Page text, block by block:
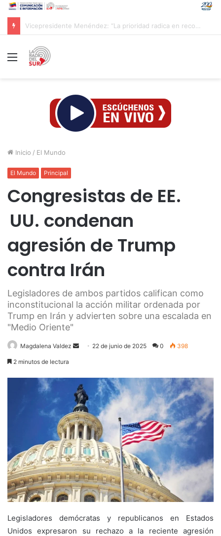
Menú
Inicio / El Mundo
El Mundo Principal
Congresistas de EE.
UU. condenan
agresión de Trump
contra Irán
Legisladores de ambos partidos califican como
inconstitucional la acción militar ordenada por
Trump en Irán y advierten sobre una escalada en
"Medio Oriente"
Magdalena Valdez
Send 22 de junio de 2025 0 398
2 minutos de lectura
Legisladores demócratas y republicanos en Estados
Unidos expresaron su rechazo a la reciente agresión